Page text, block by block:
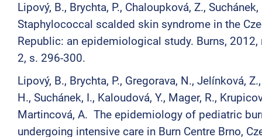
Lipový, B., Brychta, P., Chaloupková, Z.,
Staphylococcal scalded skin syndrome in the
Republic: an epidemiological study. Burns, 2012,
2, s. 296-300.
Lipový, B., Brychta, P., Gregorava, N., Jelínková,
H., Suchánek, I., Kaloudová, Y., Mager, R.,
Martincová, A. The epidemiology of pediatric
undergoing intensive care in Burn Centre Brno,